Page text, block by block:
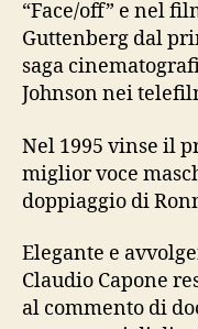
“Face/off” e nel
Guttenberg dal
saga
Johnson nei
Nel 1995 vinse il
miglior voce
doppiaggio di
Elegante e
Claudio Capone
al commento di